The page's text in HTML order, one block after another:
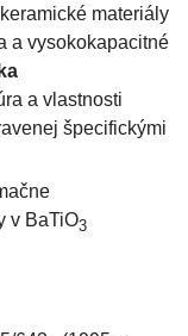
materiály
a vysokokapacitné
a vlastnosti
špecifickými
v BaTiO3